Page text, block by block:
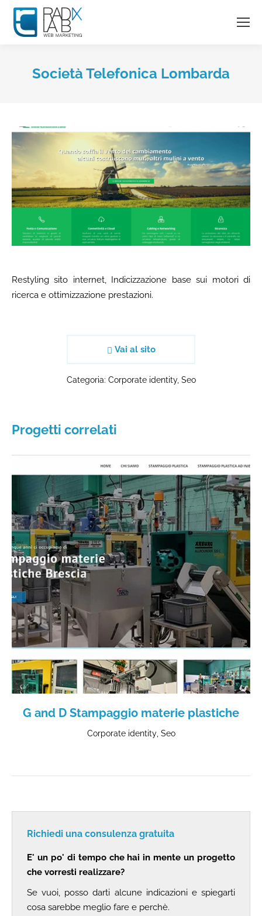
Società Telefonica Lombarda
Restyling sito internet, Indicizzazione base sui motori di
ricerca e ottimizzazione prestazioni.
Vai al sito
Categoria: Corporate identity, Seo
Progetti correlati
G and D Stampaggio materie plastiche
Corporate identity, Seo
Richiedi una consulenza gratuita
E' un po' di tempo che hai in mente un progetto
che vorresti realizzare?
Se vuoi, posso darti alcune indicazioni e spiegarti
cosa sarebbe meglio fare e perchè.